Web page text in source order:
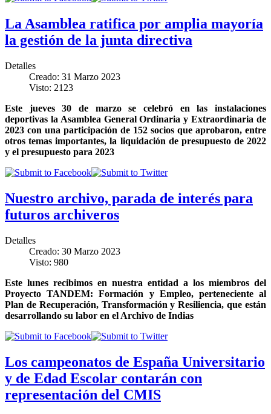
La Asamblea ratifica por amplia mayoría
la gestión de la junta directiva
Detalles
Creado: 31 Marzo 2023
Visto: 2123
Este jueves 30 de marzo se celebró en las instalaciones
deportivas la Asamblea General Ordinaria y Extraordinaria de
2023 con una participación de 152 socios que aprobaron, entre
otros temas importantes, la liquidación de presupuesto de 2022
y el presupuesto para 2023
Nuestro archivo, parada de interés para
futuros archiveros
Detalles
Creado: 30 Marzo 2023
Visto: 980
Este lunes recibimos en nuestra entidad a los miembros del
Proyecto TANDEM: Formación y Empleo, perteneciente al
Plan de Recuperación, Transformación y Resiliencia, que están
desarrollando su labor en el Archivo de Indias
Los campeonatos de España Universitario
y de Edad Escolar contarán con
representación del CMIS